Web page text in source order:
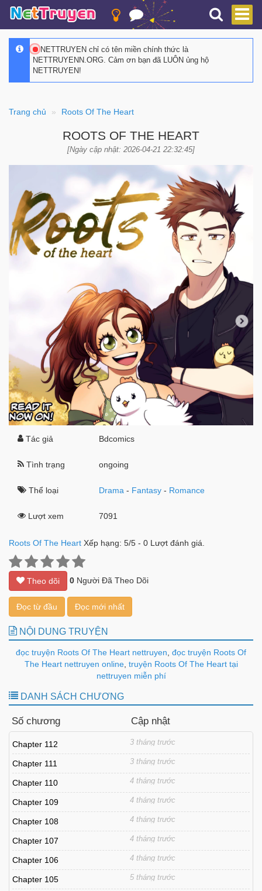
NETTRUYEN chỉ có tên miền chính thức là
NETTRUYENN.ORG. Cảm ơn bạn đã LUÔN ủng hộ
NETTRUYEN!
Trang chủ Roots Of The Heart
ROOTS OF THE HEART
[Ngày cập nhật: 2026-04-21 22:32:45]
Tác giả Bdcomics
Tình trạng ongoing
Thể loại Drama - Fantasy - Romance
Lượt xem 7091
Roots Of The Heart Xếp hạng: 5/5 - 0 Lượt đánh giá.
Theo dõi 0 Người Đã Theo Dõi
Đọc từ đầu Đọc mới nhất
NỘI DUNG TRUYỆN
đọc truyện Roots Of The Heart nettruyen đọc truyện Roots Of
The Heart nettruyen online, truyện Roots Of The Heart tại
nettruyen miễn phí
DANH SÁCH CHƯƠNG
Số chương Cập nhật
Chapter 112 3 tháng trước
Chapter 111 3 tháng trước
Chapter 110 4 tháng trước
Chapter 109 4 tháng trước
Chapter 108 4 tháng trước
Chapter 107 4 tháng trước
Chapter 106 4 tháng trước
Chapter 105 5 tháng trước